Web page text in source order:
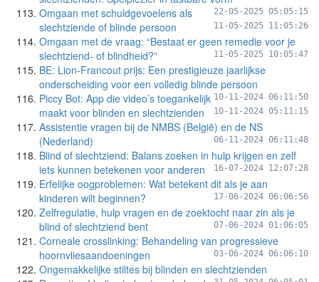
22-05-2025 05:05:15
Omgaan met schuldgevoelens als
slechtziende of blinde persoon
11-05-2025 11:05:26
Omgaan met de vraag: “Bestaat er geen remedie voor je
slechtziend- of blindheid?”
11-05-2025 10:05:47
BE: Lion-Francout prijs: Een prestigieuze jaarlijkse
onderscheiding voor een volledig blinde persoon
10-11-2024 06:11:50
Piccy Bot: App die video’s toegankelijk
maakt voor blinden en slechtzienden
10-11-2024 05:11:15
Assistentie vragen bij de NMBS (België) en de NS
(Nederland)
06-11-2024 06:11:48
Blind of slechtziend: Balans zoeken in hulp krijgen en zelf
iets kunnen betekenen voor anderen
16-07-2024 12:07:28
Erfelijke oogproblemen: Wat betekent dit als je aan
kinderen wilt beginnen?
17-06-2024 06:06:56
Zelfregulatie, hulp vragen en de zoektocht naar zin als je
blind of slechtziend bent
07-06-2024 01:06:05
Corneale crosslinking: Behandeling van progressieve
hoornvliesaandoeningen
03-06-2024 06:06:10
Ongemakkelijke stiltes bij blinden en slechtzienden